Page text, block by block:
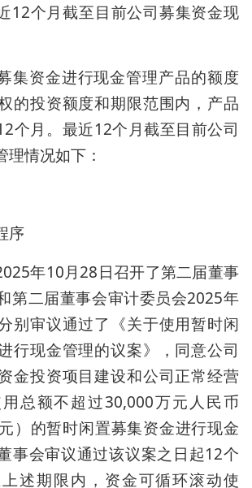
12个月截至目前公司募集资金现
集资金进行现金管理产品的额度
的投资额度和期限范围内，产品
个月。最近12个月截至目前公司
情况如下：
序
年10月28日召开了第二届董事
第二届董事会审计委员会2025年
别审议通过了《关于使用暂时闲
行现金管理的议案》，同意公司
金投资项目建设和公司正常经营
总额不超过30,000万元人民币
）的暂时闲置募集资金进行现金
事会审议通过该议案之日起12个
述期限内，资金可循环滚动使